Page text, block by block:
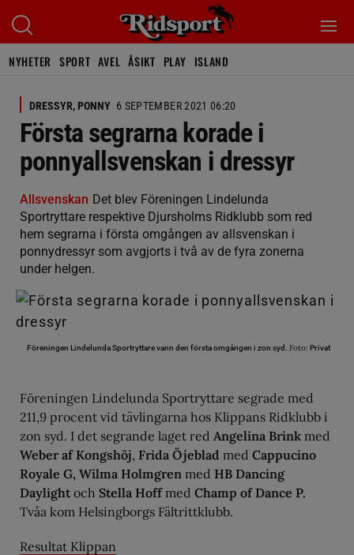
NYHETER SPORT AVEL ÅSIKT PLAY ISLAND
DRESSYR, PONNY 6 SEPTEMBER 2021 06:20
Första segrarna korade i
ponnyallsvenskan i dressyr
Allsvenskan Det blev Föreningen Lindelunda
Sportryttare respektive Djursholms Ridklubb som red
hem segrarna i första omgången av allsvenskan i
ponnydressyr som avgjorts i två av de fyra zonerna
under helgen.
Föreningen Lindelunda Sportryttare vann den första omgången i zon syd. Foto: Privat
Föreningen Lindelunda Sportryttare segrade med
211,9 procent vid tävlingarna hos Klippans Ridklubb i
zon syd. I det segrande laget red Angelina Brink med
Weber af Kongshöj, Frida Öjeblad med Cappucino
Royale G, Wilma Holmgren med HB Dancing
Daylightoch Stella Hoffmed Champ of Dance P.
Tvåa kom Helsingborgs Fältrittklubb.
Resultat Klippan